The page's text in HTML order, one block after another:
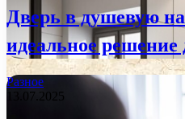
Дверь в душевую
идеальное
Разное
13.07.2025